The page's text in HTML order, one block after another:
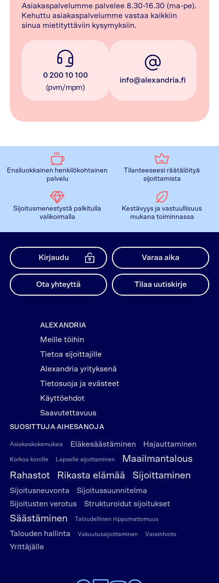
Asiakaspalvelumme palvelee 8.30-16.30 (ma-pe).
Kehuttu asiakaspalvelumme vastaa kaikkiin
sinua mietityttäviin kysymyksiin.
0 200 10 100
(pvm/mpm)
info@alexandria.fi
Ensiluokkainen henkilökohtainen
palvelu
Tilanteeseesi räätälöityä
sijoittamista
Sijoitusmenestystä palkitulla
valikoimalla
Kestävyys ja vastuullisuus
mukana toiminnassa
Kirjaudu Varaa aika
Ota yhteyttä Tilaa uutiskirje
ALEXANDRIA
Meille töihin
Tietoa sijoittajille
Alexandria yrityksenä
Tietosuoja ja evästeet
Käyttöehdot
Saavutettavuus
SUOSITTUJA AIHESANOJA
Asiakaskokemuksia Eläkesäästäminen Hajauttaminen
Korkoa korolle Lapselle sijoittaminen
Maailmantalous
Rahastot
Rikasta elämää Sijoittaminen
Sijoitusneuvonta
Sijoitussuunnitelma
Sijoitusten verotus
Strukturoidut sijoitukset
Säästäminen Taloudellinen riippumattomuus
Talouden hallinta Vakuutussijoittaminen Varainhoito
Yrittäjälle